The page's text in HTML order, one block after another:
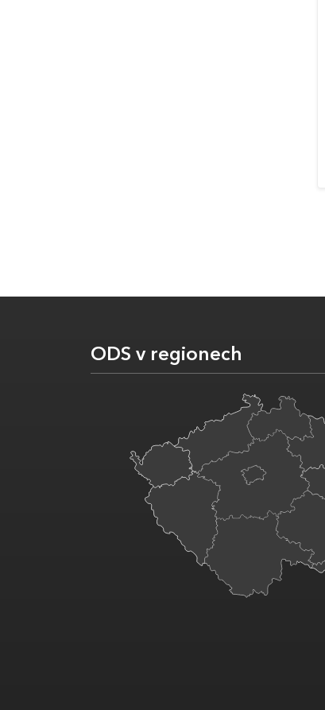
ODS v regionech